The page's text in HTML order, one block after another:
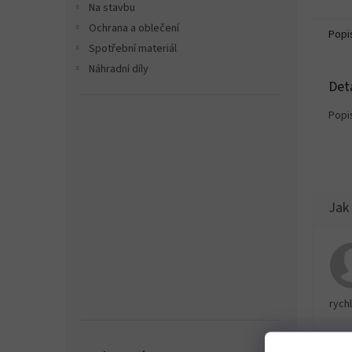
Na stavbu
Ochrana a oblečení
Spotřební materiál
Náhradní díly